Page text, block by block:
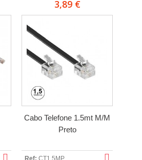
3,89 €
Cabo Telefone 1.5mt M/M
Preto
Ref: CT1.5MP